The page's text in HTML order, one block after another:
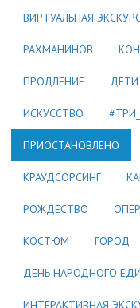
ВИРТУАЛЬНАЯ
РАХМАНИНОВ
ПРОДЛЕНИЕ ДЕТИ
ИСКУССТВО
ПРИОСТАНОВЛЕНО
КРАУДСОРСИНГ
РОЖДЕСТВО
КОСТЮМ ГОРОД
ДЕНЬ НАРОДНОГО
ИНТЕРАКТИВНАЯ